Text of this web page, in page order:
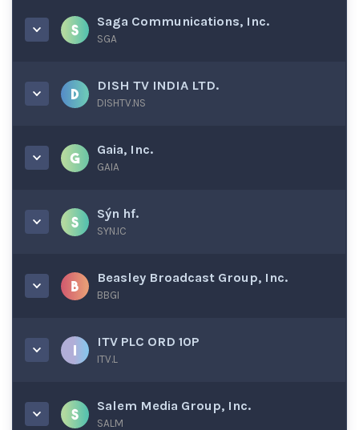
Saga Communications, Inc.
SGA
DISH TV INDIA LTD.
DISHTV.NS
Gaia, Inc.
GAIA
Sýn hf.
SYN.IC
Beasley Broadcast Group, Inc.
BBGI
ITV PLC ORD 10P
ITV.L
Salem Media Group, Inc.
SALM